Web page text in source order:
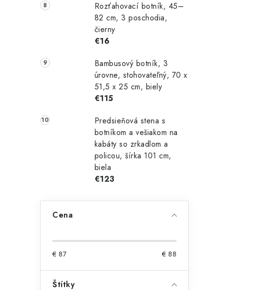
Rozťahovací botník, 45–
82 cm, 3 poschodia,
čierny
€16
Bambusový botník, 3
úrovne, stohovateľný, 70 x
51,5 x 25 cm, biely
€115
Predsieňová stena s
botníkom a vešiakom na
kabáty so zrkadlom a
policou, šírka 101 cm,
biela
€123
Cena
€ 87 € 88
Štítky